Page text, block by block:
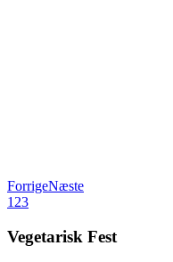
ForrigeNæste
1 23
Vegetarisk Fest